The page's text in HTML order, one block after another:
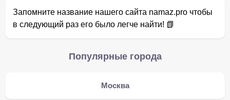
Запомните название нашего сайта namaz.pro чтобы
в следующий раз его было легче найти! 📗
Популярные города
Москва